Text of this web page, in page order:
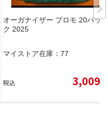
オーガナイザー プロモ 20パッ
ク 2025
マイストア在庫： 77
税込 3,009